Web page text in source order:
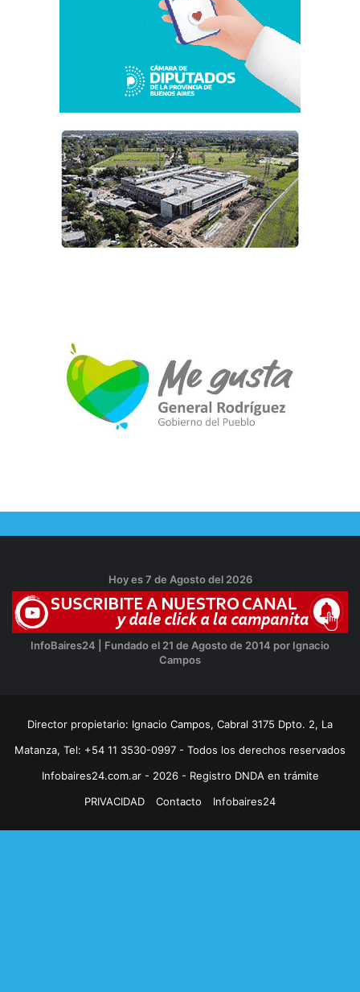
Hoy es 7 de Agosto del 2026
InfoBaires24 | Fundado el 21 de Agosto de 2014 por Ignacio
Campos
Director propietario: Ignacio Campos, Cabral 3175 Dpto. 2, La
Matanza, Tel: +54 11 3530-0997 - Todos los derechos reservados
Infobaires24.com.ar - 2026 - Registro DNDA en trámite
PRIVACIDAD
Contacto Infobaires24